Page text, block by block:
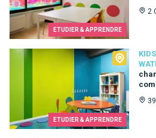
ETUDIER & APPRENDRE
2
ETUDIER & APPRENDRE
Kids&Us language school -